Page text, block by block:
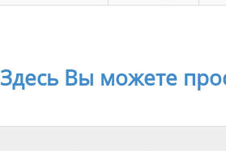
Здесь Вы можете